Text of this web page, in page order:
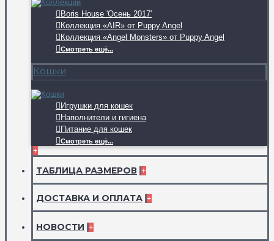
Boris House 'Осень 2017'
Коллекция «AIR» от Puppy Angel
Коллекция «Angel Monsters» от Puppy Angel
Смотреть ещё...
Кошки
Игрушки для кошек
Наполнители и гигиена
Питание для кошек
Смотреть ещё...
+
ТАБЛИЦА РАЗМЕРОВ +
ДОСТАВКА И ОПЛАТА +
НОВОСТИ +